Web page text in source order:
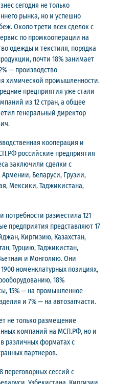
сегодня не только
рынка, но и успешно
Около трети всех сделок с
по промкооперации на
одежды и текстиля, порядка
почти 18% занимает
— производство
химической промышленности.
предприятия уже стали
из 12 стран, а общее
генеральный директор
кооперация и
российские предприятия
заключили сделки с
Беларуси, Грузии,
Мексики, Таджикистана,
разместила 121
предприятия представляют 17
Киргизию, Казахстан,
Турцию, Таджикистан,
и Монголию. Они
номенклатурных позициях,
18%
15% — на промышленное
и 7% — на автозапчасти.
не только размещение
компаний на МСП.РФ, но и
различных форматах с
партнеров.
переговорных сессий с